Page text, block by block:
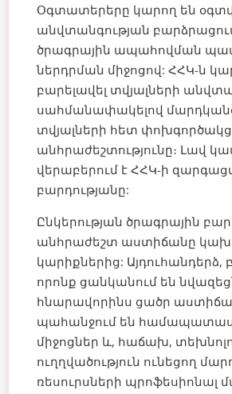
Օգտատերերը կարող են
անվտանգության
ծրագրային ապահովման
ներդրման միջոցով: ՀՀԿ-ն
բարելավել տվյալների
սահմանափակելով
տվյալների հետ
անհրաժեշտությունը։ Լավ
վերաբերում է ՀՀԿ-ի
բարդությանը:
Ընկերության ծրագրային
անհրաժեշտ աստիճանը
կարիքներից: Այդուհանդերձ,
որոնք ցանկանում են
հնարավորինս ցածր
պահանջում են
միջոցներ և, հաճախ,
ուղղվածություն ունեցող
ռեսուրսների պրոֆեսիոնալ